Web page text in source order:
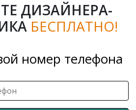
ДИЗАЙНЕРА-
БЕСПЛАТНО!
номер телефона